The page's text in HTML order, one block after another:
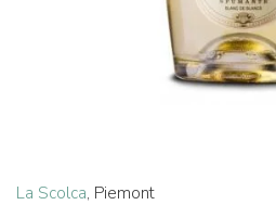
La Scolca, Piemont